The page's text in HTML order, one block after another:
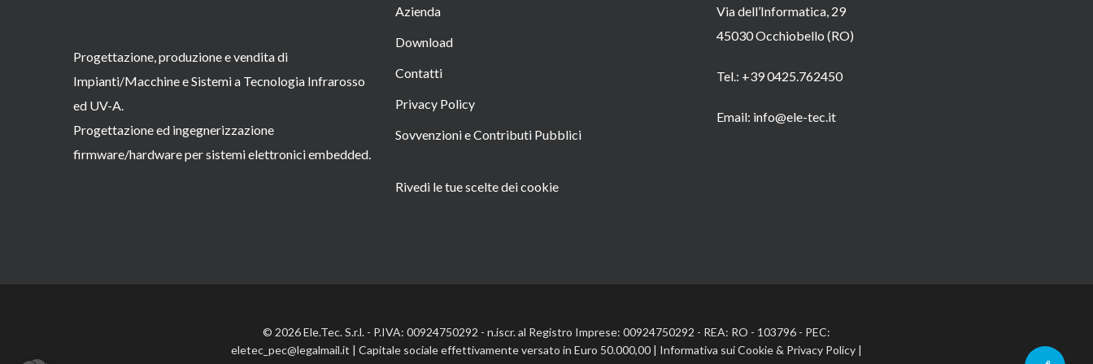
Progettazione, produzione e vendita di
Impianti/Macchine e Sistemi a Tecnologia Infrarosso
ed UV-A.
Progettazione ed ingegnerizzazione
firmware/hardware per sistemi elettronici embedded.
Azienda
Download
Contatti
Privacy Policy
Sovvenzioni e Contributi Pubblici
Rivedi le tue scelte dei cookie
Via dell’Informatica, 29
45030 Occhiobello (RO)
Tel.: +39 0425.762450
Email: info@ele-tec.it
© 2026 Ele.Tec. S.r.l. - P.IVA: 00924750292 - n.iscr. al Registro Imprese: 00924750292 - REA: RO - 103796 - PEC:
eletec_pec@legalmail.it | Capitale sociale effettivamente versato in Euro 50.000,00 | Informativa sui Cookie& Privacy Policy|